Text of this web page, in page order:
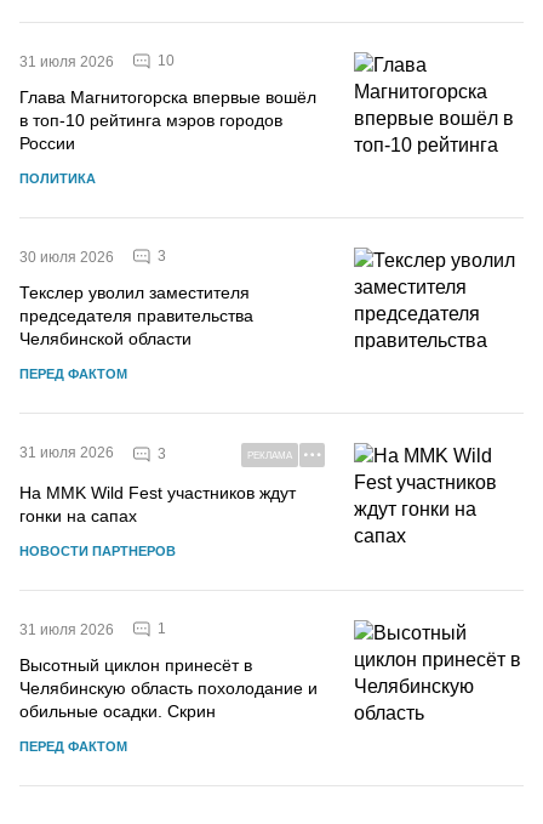
31 июля 2026 10
Глава Магнитогорска впервые вошёл
в топ-10 рейтинга мэров городов
России
ПОЛИТИКА
30 июля 2026 3
Текслер уволил заместителя
председателя правительства
Челябинской области
ПЕРЕД ФАКТОМ
31 июля 2026 3 РЕКЛАМА
На MMK Wild Fest участников ждут
гонки на сапах
НОВОСТИ ПАРТНЕРОВ
31 июля 2026 1
Высотный циклон принесёт в
Челябинскую область похолодание и
обильные осадки. Скрин
ПЕРЕД ФАКТОМ